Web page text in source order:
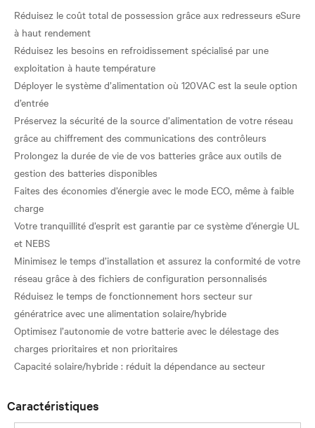
Réduisez le coût total de possession grâce aux redresseurs eSure
à haut rendement
Réduisez les besoins en refroidissement spécialisé par une
exploitation à haute température
Déployer le système d’alimentation où 120VAC est la seule option
d’entrée
Préservez la sécurité de la source d’alimentation de votre réseau
grâce au chiffrement des communications des contrôleurs
Prolongez la durée de vie de vos batteries grâce aux outils de
gestion des batteries disponibles
Faites des économies d’énergie avec le mode ECO, même à faible
charge
Votre tranquillité d’esprit est garantie par ce système d’énergie UL
et NEBS
Minimisez le temps d’installation et assurez la conformité de votre
réseau grâce à des fichiers de configuration personnalisés
Réduisez le temps de fonctionnement hors secteur sur
génératrice avec une alimentation solaire/hybride
Optimisez l’autonomie de votre batterie avec le délestage des
charges prioritaires et non prioritaires
Caractéristiques